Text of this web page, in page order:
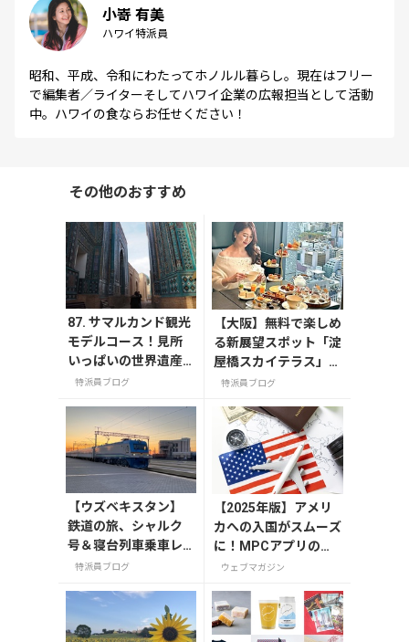
小嵜 有美
ハワイ特派員
昭和、平成、令和にわたってホノルル暮らし。現在はフリー
で編集者／ライターそしてハワイ企業の広報担当として活動
中。ハワイの食ならお任せください！
その他のおすすめ
87. サマルカンド観光
モデルコース！見所
いっぱいの世界遺産
都市を満喫するおす
特派員ブログ
【大阪】無料で楽しめ
る新展望スポット「淀
屋橋スカイテラス」と
30階アフタヌーンテ
特派員ブログ
【ウズベキスタン】
鉄道の旅、シャルク
号＆寝台列車乗車レ
ポート
特派員ブログ
【2025年版】アメリ
カへの入国がスムーズ
に！MPCアプリの登
録方法や使い方を解説
ウェブマガジン